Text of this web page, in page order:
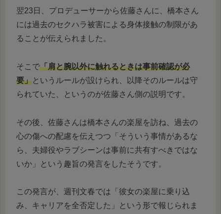
翌23日、プロデューサーから佐藤さんに、橋本さん
には過去のセクハラ被害による身体接触の制限があ
ることが伝えられました。
そこで「肩と腕以外に触れるときは事前確認が必
要」というルールが設けられ、以降そのルールは守
られていた、というのが佐藤さん側の説明です。
その後、佐藤さんは橋本さんの楽屋を訪ね、過去の
心の傷への配慮を伝えつつ「そういう事情があるな
ら、夫婦役やラブシーンは事前に共有すべきではな
いか」という趣旨の発言をしたそうです。
この発言が、週刊文春では「彼女の楽屋に乗り込
み、キャリアを全否定した」という形で報じられま